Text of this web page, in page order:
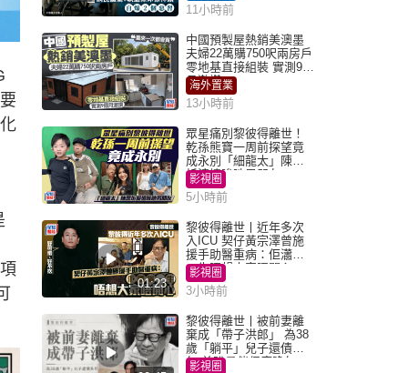
11小時前
中國預製屋熱銷美澳墨
夫婦22萬購750呎兩房戶
零地基直接組裝 實測9個
月激讚
海外置業
13小時前
眾星痛別黎彼得離世！
乾孫熊寶一周前探望竟
成永別「細龍太」陳思
圻淚憶唉吔男朋友
影視圈
5小時前
01:23
黎彼得離世丨近年多次
入ICU 契仔黃宗澤曾施
援手助醫重病：佢瀟灑
一生唔想大家唔開心
影視圈
3小時前
黎彼得離世丨被前妻離
棄成「帶子洪郎」 為38
歲「躺平」兒子還債多
年 曾盼尋伴侶度晚年
影視圈